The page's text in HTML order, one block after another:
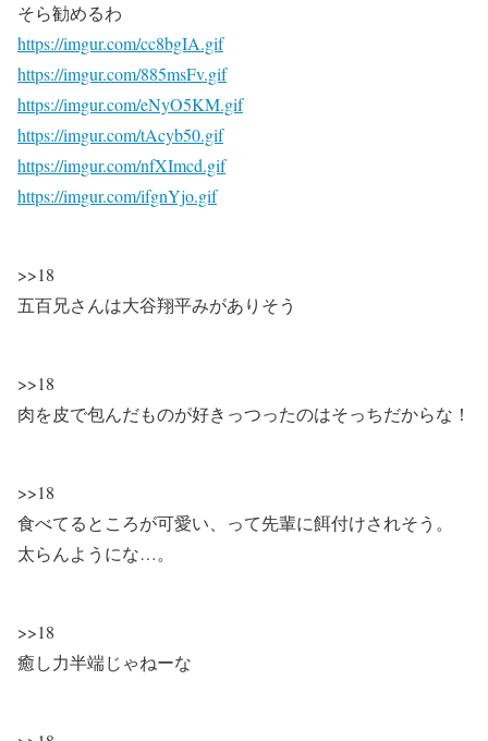
そら勧めるわ
https://imgur.com/cc8bgIA.gif
https://imgur.com/885msFv.gif
https://imgur.com/eNyO5KM.gif
https://imgur.com/tAcyb50.gif
https://imgur.com/nfXImcd.gif
https://imgur.com/ifgnYjo.gif
>>18
五百兄さんは大谷翔平みがありそう
>>18
肉を皮で包んだものが好きっつったのはそっちだからな！
>>18
食べてるところが可愛い、って先輩に餌付けされそう。
太らんようにな…。
>>18
癒し力半端じゃねーな